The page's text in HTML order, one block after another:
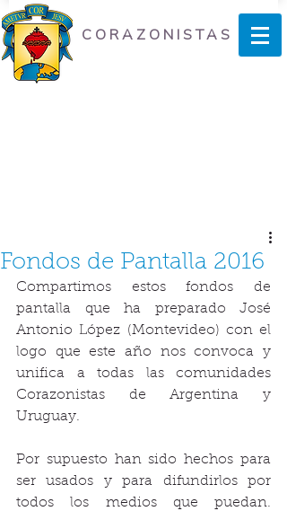
CORAZONISTAS
Fondos de Pantalla 2016
Compartimos estos fondos de
pantalla que ha preparado José
Antonio López (Montevideo) con el
logo que este año nos convoca y
unifica a todas las comunidades
Corazonistas de Argentina y
Uruguay.
Por supuesto han sido hechos para
ser usados y para difundirlos por
todos los medios que puedan.